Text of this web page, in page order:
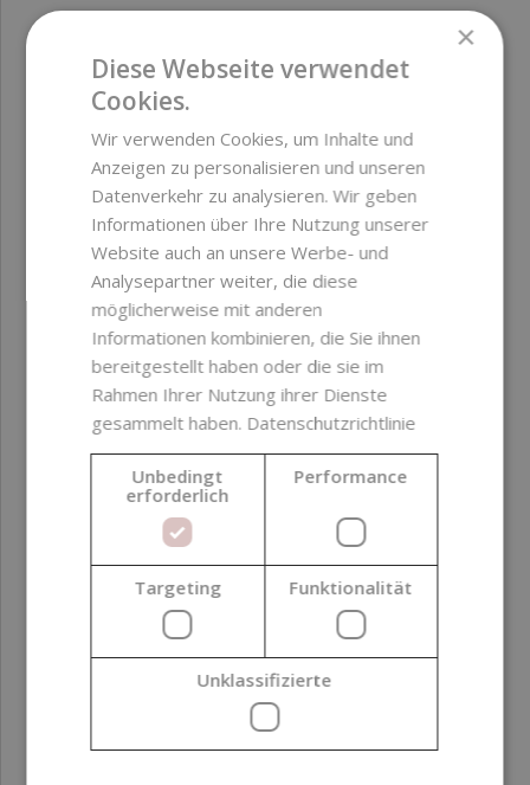
Kokosöl, nativ, BIO, 800 g
14,69 €
×
Diese Webseite verwendet
Cookies.
Wir verwenden Cookies, um Inhalte und
Anzeigen zu personalisieren und unseren
Datenverkehr zu analysieren. Wir geben
Informationen über Ihre Nutzung unserer
Website auch an unsere Werbe- und
Analysepartner weiter, die diese
möglicherweise mit anderen
Informationen kombinieren, die Sie ihnen
bereitgestellt haben oder die sie im
Rahmen Ihrer Nutzung ihrer Dienste
gesammelt haben. Datenschutzrichtlinie
Unbedingt
erforderlich
Performance
Targeting Funktionalität
Unklassifizierte